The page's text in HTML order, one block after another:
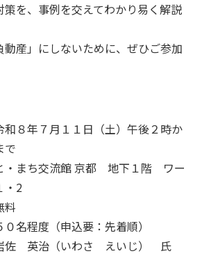
を、事例を交えてわかり易く解説
産」にしないために、ぜひご参加
年７月１１日（土）午後２時か
で
・まち交流館 京都 地下１階 ワー
2
程度（申込要：先着順）
英治（いわさ えいじ） 氏